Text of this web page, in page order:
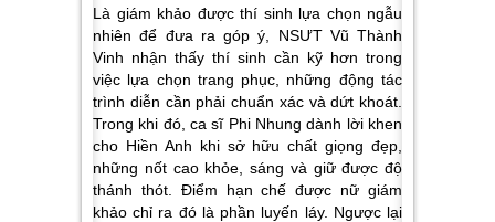
Là giám khảo được thí sinh lựa chọn ngẫu
nhiên để đưa ra góp ý, NSƯT Vũ Thành
Vinh nhận thấy thí sinh cần kỹ hơn trong
việc lựa chọn trang phục, những động tác
trình diễn cần phải chuẩn xác và dứt khoát.
Trong khi đó, ca sĩ Phi Nhung dành lời khen
cho Hiền Anh khi sở hữu chất giọng đẹp,
những nốt cao khỏe, sáng và giữ được độ
thánh thót. Điểm hạn chế được nữ giám
khảo chỉ ra đó là phần luyến láy. Ngược lại